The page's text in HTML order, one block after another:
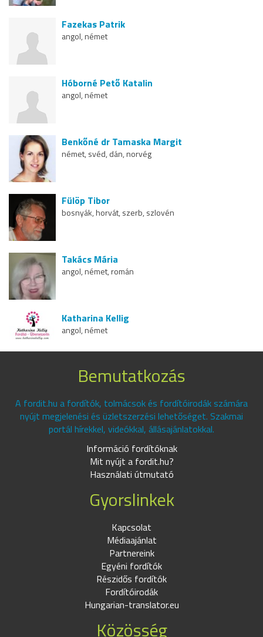
Fazekas Patrik
angol, német
Hóborné Pető Katalin
angol, német
Benkőné dr Tamaska Margit
német, svéd, dán, norvég
Fülöp Tibor
bosnyák, horvát, szerb, szlovén
Takács Mária
angol, német, román
Katharina Kellig
angol, német
Bemutatkozás
A fordit.hu a fordítók, tolmácsok és fordítóirodák számára
nyújt megjelenési és üzletszerzési lehetőséget. Szakmai
portál hírekkel, videókkal, állásajánlatokkal.
Információ fordítóknak
Mit nyújt a fordit.hu?
Használati útmutató
Gyorslinkek
Kapcsolat
Médiaajánlat
Partnereink
Egyéni fordítók
Részidős fordítók
Fordítóirodák
Hungarian-translator.eu
Közösség